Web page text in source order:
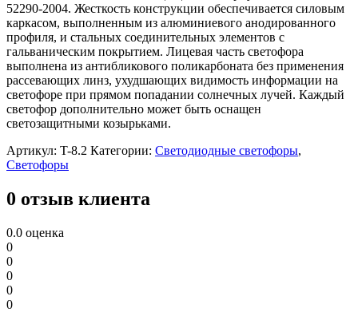
52290-2004. Жесткость конструкции обеспечивается силовым
каркасом, выполненным из алюминиевого анодированного
профиля, и стальных соединительных элементов с
гальваническим покрытием. Лицевая часть светофора
выполнена из антибликового поликарбоната без применения
рассевающих линз, ухудшающих видимость информации на
светофоре при прямом попадании солнечных лучей. Каждый
светофор дополнительно может быть оснащен
светозащитными козырьками.
Артикул: T-8.2 Категории: Светодиодные светофоры,
Светофоры
0 отзыв клиента
0.0 оценка
0
0
0
0
0